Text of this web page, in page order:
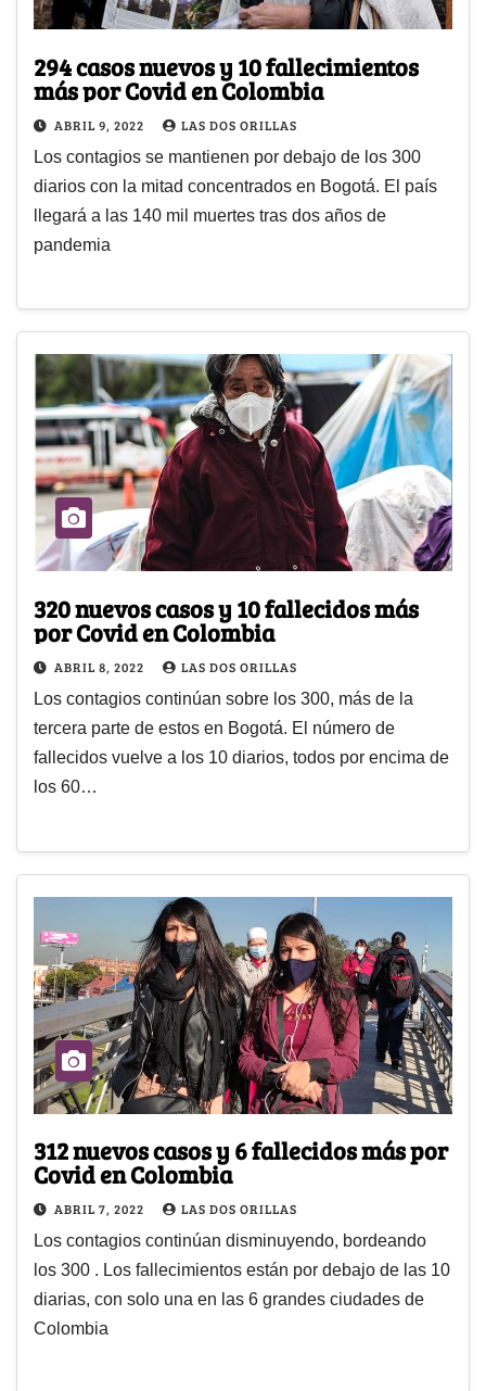
294 casos nuevos y 10 fallecimientos
más por Covid en Colombia
ABRIL 9, 2022 LAS DOS ORILLAS
Los contagios se mantienen por debajo de los 300
diarios con la mitad concentrados en Bogotá. El país
llegará a las 140 mil muertes tras dos años de
pandemia
320 nuevos casos y 10 fallecidos más
por Covid en Colombia
ABRIL 8, 2022 LAS DOS ORILLAS
Los contagios continúan sobre los 300, más de la
tercera parte de estos en Bogotá. El número de
fallecidos vuelve a los 10 diarios, todos por encima de
los 60…
312 nuevos casos y 6 fallecidos más por
Covid en Colombia
ABRIL 7, 2022 LAS DOS ORILLAS
Los contagios continúan disminuyendo, bordeando
los 300 . Los fallecimientos están por debajo de las 10
diarias, con solo una en las 6 grandes ciudades de
Colombia